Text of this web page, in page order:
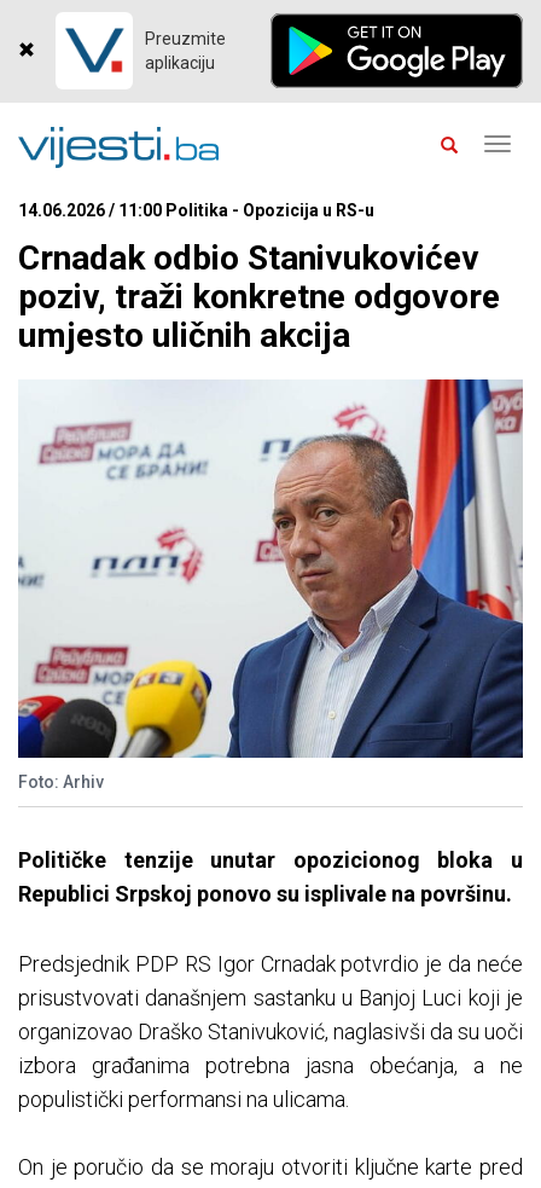
Preuzmite
aplikaciju
14.06.2026 / 11:00 Politika - Opozicija u RS-u
Crnadak odbio Stanivukovićev
poziv, traži konkretne odgovore
umjesto uličnih akcija
Foto: Arhiv
Političke tenzije unutar opozicionog bloka u
Republici Srpskoj ponovo su isplivale na površinu.
Predsjednik PDP RS Igor Crnadak potvrdio je da neće
prisustvovati današnjem sastanku u Banjoj Luci koji je
organizovao Draško Stanivuković, naglasivši da su uoči
izbora građanima potrebna jasna obećanja, a ne
populistički performansi na ulicama.
On je poručio da se moraju otvoriti ključne karte pred